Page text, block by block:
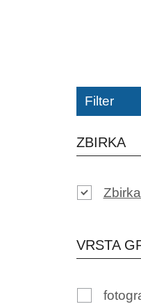
Filter
ZBIRKA
VRSTA